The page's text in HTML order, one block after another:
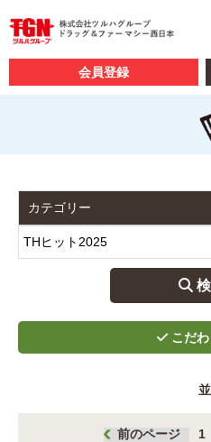
会員登録

前のページ 1